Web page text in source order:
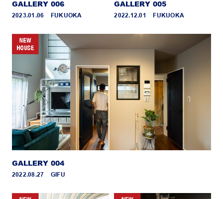
GALLERY 006
2023.01.06 _ FUKUOKA
GALLERY 005
2022.12.01 _ FUKUOKA
GALLERY 004
2022.08.27 _ GIFU